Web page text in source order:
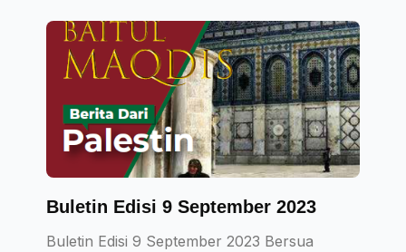
Buletin Edisi 9 September 2023
Buletin Edisi 9 September 2023 Bersua